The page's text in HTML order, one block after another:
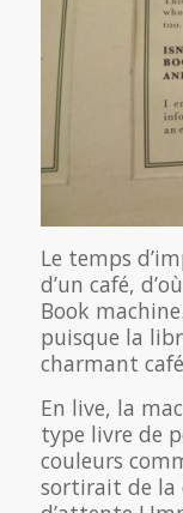
Le temps
d’un café,
Book
puisque la
charmant
En live, la
type livre de
couleurs
sortirait de la